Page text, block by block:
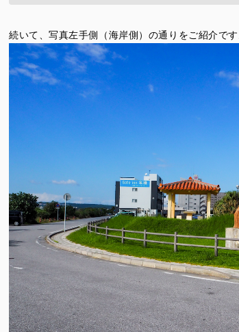
続いて、写真左手側（海岸側）の通りをご紹介です